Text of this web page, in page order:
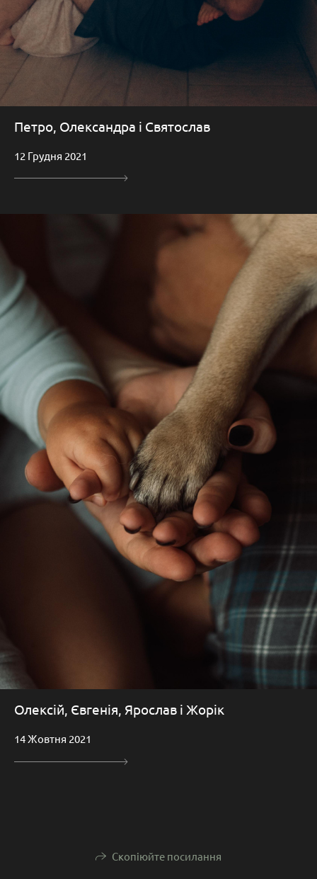
Петро, Олександра і Святослав
12 Грудня 2021
Олексій, Євгенія, Ярослав і Жорік
14 Жовтня 2021
Скопіюйте посилання